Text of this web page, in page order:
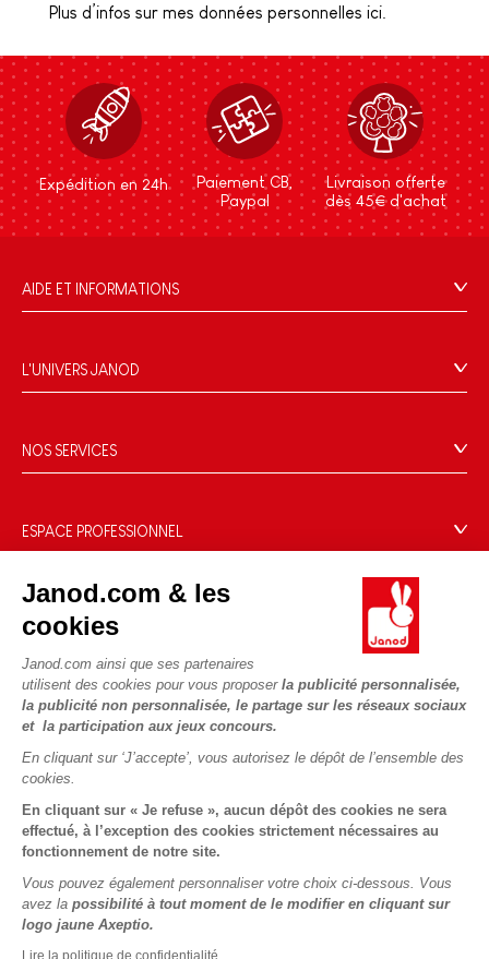
Janod.com & les
cookies
Janod.com ainsi que ses partenaires
utilisent des cookies pour vous proposer la publicité personnalisée,
la publicité non personnalisée, le partage sur les réseaux sociaux
et la participation aux jeux concours.
En cliquant sur ‘J’accepte’, vous autorisez le dépôt de l’ensemble des
cookies.
En cliquant sur « Je refuse », aucun dépôt des cookies ne sera
effectué, à l’exception des cookies strictement nécessaires au
fonctionnement de notre site.
Vous pouvez également personnaliser votre choix ci-dessous. Vous
avez la possibilité à tout moment de le modifier en cliquant sur
logo jaune Axeptio.
Lire la politique de confidentialité
Plus d’infos sur mes données personnelles ici.
Expédition en 24h
Paiement CB,
Paypal
Livraison offerte
dès 45€ d'achat
AIDE ET INFORMATIONS
FAQ
Contact
Rappel Produits
Données personnelles
Gestion des cookies
Conditions du #YesJanod
L'UNIVERS JANOD
Le design
Blog Conseils d'Experts
Le FSC®, c'est quoi ?
Sélection de jouets par âge
Fiche environnementale
NOS SERVICES
Paiement
Livraison
Règles du jeu & notices
Nos guides d'achat
ESPACE PROFESSIONNEL
Espace recrutement
NOUS SUIVRE